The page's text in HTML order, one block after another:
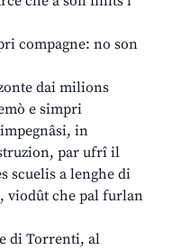
compagne: no son
dai milions
e simpri
in
par ufrî il
scuelis a lenghe di
viodût che pal furlan
di Torrenti, al